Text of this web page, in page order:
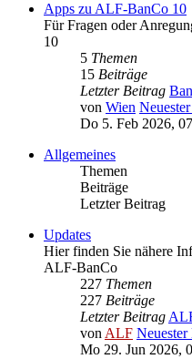
Apps zu ALF-BanCo 10
Für Fragen oder
10
5 Themen
15 Beiträge
Letzter Beitrag
von Wien
Do 5. Feb 2026,
Allgemeines
Themen
Beiträge
Letzter Beitrag
Updates
Hier finden Sie nähere
ALF-BanCo
227 Themen
227 Beiträge
Letzter Beitrag
vonALF Neuester
Mo 29. Jun 2026,